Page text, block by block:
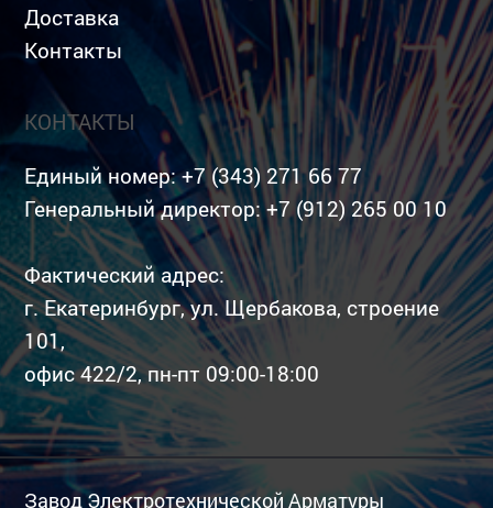
Доставка
Контакты
КОНТАКТЫ
Единый номер:+7 (343) 271 66 77
Генеральный директор:+7 (912) 265 00 10
Фактический адрес:
г. Екатеринбург, ул. Щербакова, строение
101,
офис 422/2, пн-пт 09:00-18:00
Завод Электротехнической Арматуры